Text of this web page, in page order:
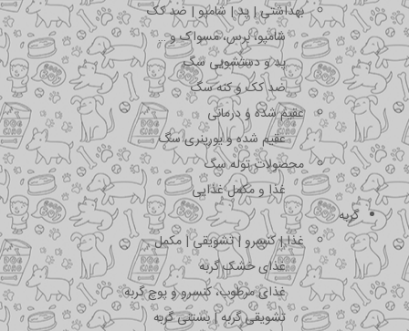
بهداشتی | پد | شامپو | ضد کک
شامپو، برس، مسواک و …
پد و دستشویی سگ
ضد کک و کنه سگ
عقیم شده و درمانی
عقیم شده و یورینری سگ
محصولات توله سگ
غذا و مکمل غذایی
گربه
غذا | کنسرو | تشویقی | مکمل
غذای خشک گربه
غذای مرطوب، کنسرو و پوچ گربه
تشویقی گربه | بستنی گربه